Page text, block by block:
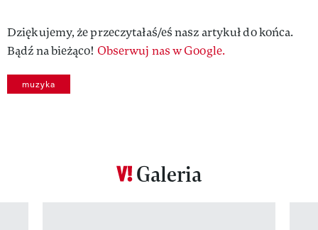
Dziękujemy, że przeczytałaś/eś nasz artykuł do końca.
Bądź na bieżąco! Obserwuj nas w Google.
muzyka
Galeria